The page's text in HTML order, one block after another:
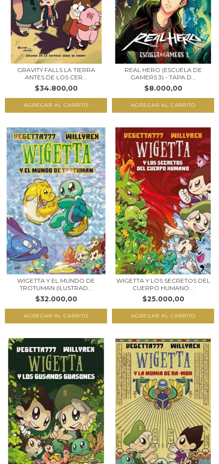
GRAVITY FALLS LA TIERRA
ANTES DE LOS CER...
$34.800,00
REAL HERO (ESCUELA DE
GAMERS 3) - TAPA D...
$8.000,00
WIGETTA Y EL MUNDO DE
TROTUMAN (ILUSTRAD...
$32.000,00
WIGETTA Y LOS SECRETOS DEL
CUERPO HUMANO...
$25.000,00